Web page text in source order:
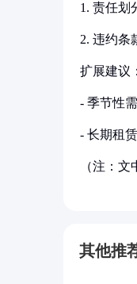
1. 责任划
2. 违约条
扩展建议：
- 季节性
- 长期租
（注：
其他推